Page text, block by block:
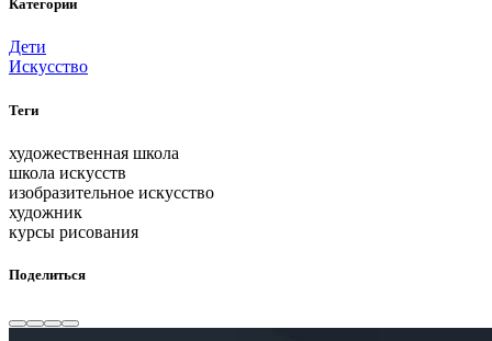
Категории
Дети
Искусство
Теги
художественная школа
школа искусств
изобразительное искусство
художник
курсы рисования
Поделиться